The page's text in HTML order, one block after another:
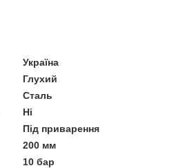
Україна
Глухий
Сталь
Ні
Під приварення
200 мм
10 бар